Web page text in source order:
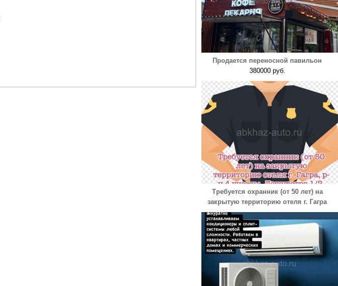
Продается переносной павильон
380000 руб.
Требуется охранник (от 50 лет) на
закрытую территорию отеля г. Гагра